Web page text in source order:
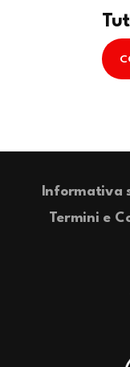
Informativa
Termini e